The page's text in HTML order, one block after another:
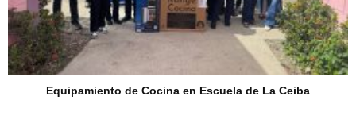
Equipamiento de Cocina en Escuela de La Ceiba